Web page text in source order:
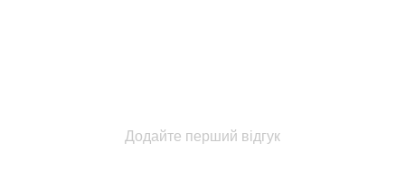
Додайте перший відгук